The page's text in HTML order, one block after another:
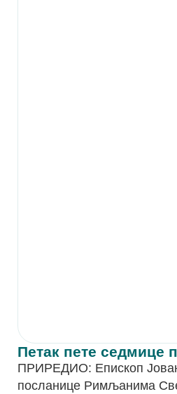
Петак пете седмице
ПРИРЕДИО: Епископ
посланице Римљанима